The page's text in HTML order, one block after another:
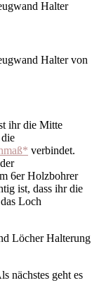
ihr die Mitte
verbindet.
6er Holzbohrer
ist, dass ihr die
Loch
nächstes geht es